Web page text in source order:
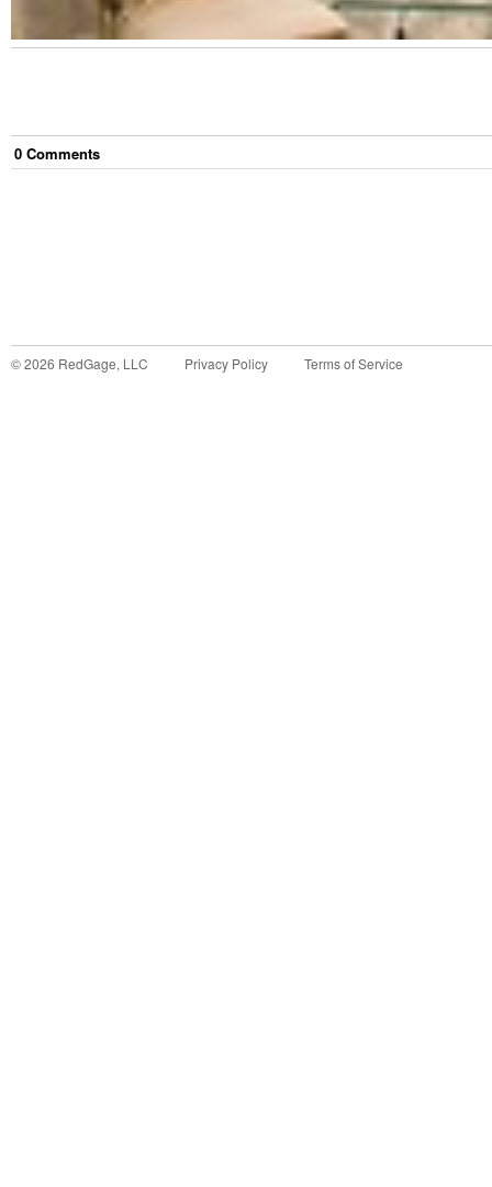
0 Comments
©2026 RedGage, LLC Privacy Policy Terms of Service